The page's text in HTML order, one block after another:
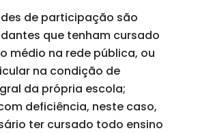
de participação são
que tenham cursado
médio na rede pública, ou
na condição de
da própria escola;
deficiência, neste caso,
ter cursado todo ensino